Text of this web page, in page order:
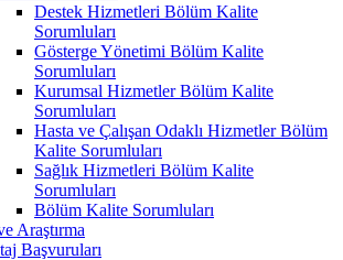
Destek Hizmetleri Bölüm Kalite
Sorumluları
Gösterge Yönetimi Bölüm Kalite
Sorumluları
Kurumsal Hizmetler Bölüm Kalite
Sorumluları
Hasta ve Çalışan Odaklı Hizmetler Bölüm
Kalite Sorumluları
Sağlık Hizmetleri Bölüm Kalite
Sorumluları
Bölüm Kalite Sorumluları
Araştırma
Başvuruları